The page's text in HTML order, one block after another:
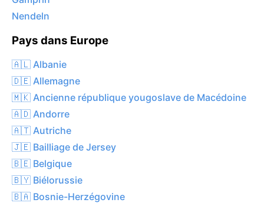
Nendeln
Pays dans Europe
🇦🇱 Albanie
🇩🇪 Allemagne
🇲🇰 Ancienne république yougoslave de Macédoine
🇦🇩 Andorre
🇦🇹 Autriche
🇯🇪 Bailliage de Jersey
🇧🇪 Belgique
🇧🇾 Biélorussie
🇧🇦 Bosnie-Herzégovine